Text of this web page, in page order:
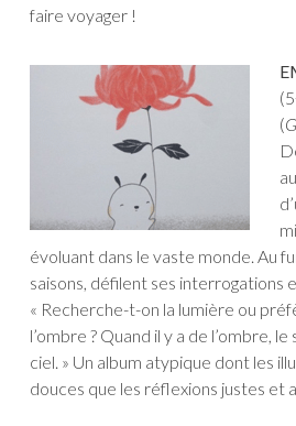
faire voyager !
(
évoluant dans le vaste monde. Au
saisons, défilent ses interrogations
« Recherche-t-on la lumière ou
l’ombre ? Quand il y a de l’ombre,
ciel. » Un album atypique dont les
douces que les réflexions justes et